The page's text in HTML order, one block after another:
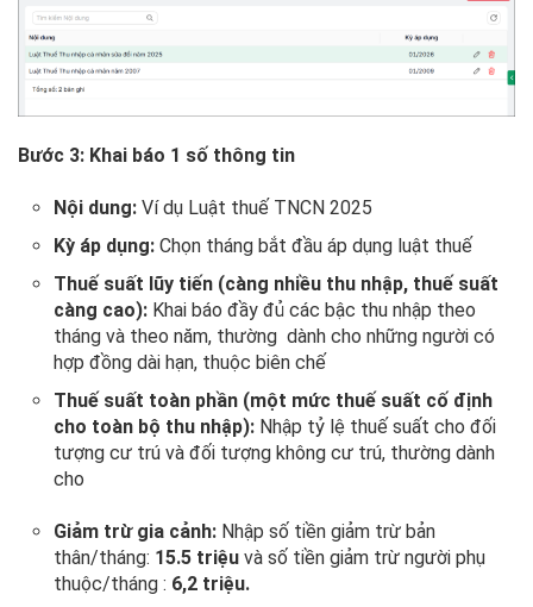
Bước 3: Khai báo 1 số thông tin
Nội dung: Ví dụ Luật thuế TNCN 2025
Kỳ áp dụng: Chọn tháng bắt đầu áp dụng luật thuế
Thuế suất lũy tiến (càng nhiều thu nhập, thuế suất
càng cao): Khai báo đầy đủ các bậc thu nhập theo
tháng và theo năm, thường dành cho những người có
hợp đồng dài hạn, thuộc biên chế
Thuế suất toàn phần (một mức thuế suất cố định
cho toàn bộ thu nhập): Nhập tỷ lệ thuế suất cho đối
tượng cư trú và đối tượng không cư trú, thường dành
cho
Giảm trừ gia cảnh: Nhập số tiền giảm trừ bản
thân/tháng: 15.5 triệu và số tiền giảm trừ người phụ
thuộc/tháng : 6,2 triệu.